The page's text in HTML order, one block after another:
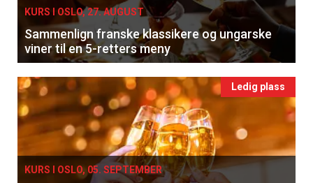
KURS I OSLO, 27. AUGUST
Sammenlign franske klassikere og ungarske
viner til en 5-retters meny
Ledig plass
KURS I OSLO, 05. SEPTEMBER